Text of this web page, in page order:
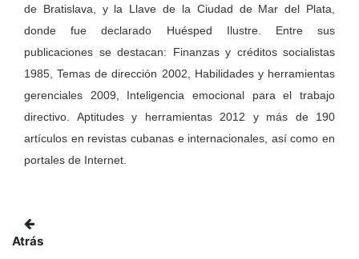
de Bratislava, y la Llave de la Ciudad de Mar del Plata,
donde fue declarado Huésped Ilustre. Entre sus
publicaciones se destacan: Finanzas y créditos socialistas
1985, Temas de dirección 2002, Habilidades y herramientas
gerenciales 2009, Inteligencia emocional para el trabajo
directivo. Aptitudes y herramientas 2012 y más de 190
artículos en revistas cubanas e internacionales, así como en
portales de Internet.
Atrás